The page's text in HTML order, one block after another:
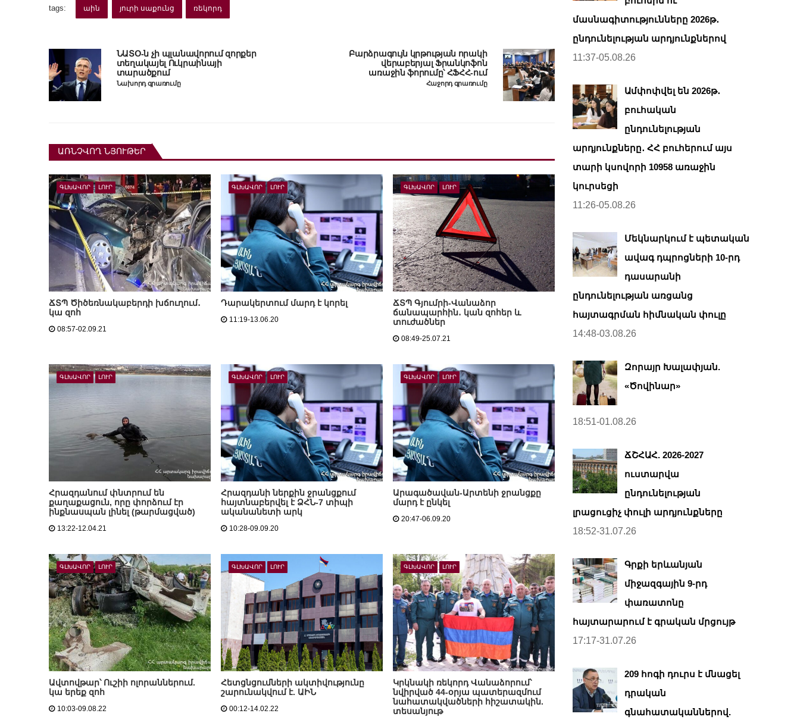
tags: աին յուրի սաքունց ռեկորդ
ՆԱՏՕ-ն չի պլանավորում զորքեր
տեղակայել Ուկրաինայի
տարածքում
Նախորդ գրառումը
Բարձրագույն կրթության որակի
վերաբերյալ Ֆրանկոֆոն
առաջին ֆորումը՝ ՀՖՀՀ-ում
Հաջորդ գրառումը
ԱՌՆՉՎՈՂ ՆՅՈՒԹԵՐ
ԳԼԽԱՎՈՐ ԼՈՒՐ
ՃՏՊ Ծիծեռնակաբերդի խճուղում․
կա զոհ
08:57-02.09.21
ԳԼԽԱՎՈՐ ԼՈՒՐ
Դարակերտում մարդ է կորել
11:19-13.06.20
ԳԼԽԱՎՈՐ ԼՈՒՐ
ՃՏՊ Գյումրի-Վանաձոր
ճանապարհին․ կան զոհեր և
տուժածներ
08:49-25.07.21
ԳԼԽԱՎՈՐ ԼՈՒՐ
Հրազդանում փնտրում են
քաղաքացուն, որը փորձում էր
ինքնասպան լինել (թարմացված)
13:22-12.04.21
ԳԼԽԱՎՈՐ ԼՈՒՐ
Հրազդանի ներքին ջրանցքում
հայտնաբերվել է ՁՀՆ-7 տիպի
ականանետի արկ
10:28-09.09.20
ԳԼԽԱՎՈՐ ԼՈՒՐ
Արագածավան-Արտենի ջրանցքը
մարդ է ընկել
20:47-06.09.20
ԳԼԽԱՎՈՐ ԼՈՒՐ
Ավտովթար՝ Ուշիի ոլորաններում.
կա երեք զոհ
10:03-09.08.22
ԳԼԽԱՎՈՐ ԼՈՒՐ
Հետցնցումների ակտիվությունը
շարունակվում է. ԱԻՆ
00:12-14.02.22
ԳԼԽԱՎՈՐ ԼՈՒՐ
Կրկնակի ռեկորդ Վանաձորում՝
նվիրված 44-օրյա պատերազմում
նահատակվածների հիշատակին.
տեսանյութ
մասնագիտությունները 2026թ․
ընդունելության արդյունքներով
11:37-05.08.26
Ամփոփվել են 2026թ․
բուհական
ընդունելության
արդյունքները․ ՀՀ բուհերում այս
տարի կսովորի 10958 առաջին
կուրսեցի
11:26-05.08.26
Մեկնարկում է պետական
ավագ դպրոցների 10-րդ
դասարանի
ընդունելության առցանց
հայտագրման հիմնական փուլը
14:48-03.08.26
Զորայր Խալափյան.
«Ծովինար»
18:51-01.08.26
ՃՇՀԱՀ. 2026-2027
ուստարվա
ընդունելության
լրացուցիչ փուլի արդյունքները
18:52-31.07.26
Գրքի երևանյան
միջազգային 9-րդ
փառատոնը
հայտարարում է գրական մրցույթ
17:17-31.07.26
209 հոգի դուրս է մնացել
դրական
գնահատականներով.